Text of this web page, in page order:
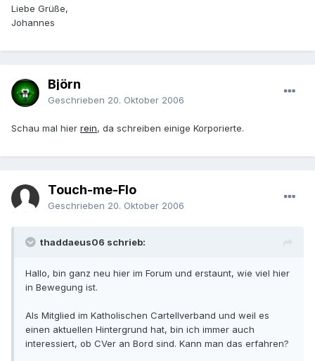
Liebe Grüße,
Johannes
Björn
Geschrieben 20. Oktober 2006
Schau mal hier rein, da schreiben einige Korporierte.
Touch-me-Flo
Geschrieben 20. Oktober 2006
thaddaeus06 schrieb:
Hallo, bin ganz neu hier im Forum und erstaunt, wie viel hier
in Bewegung ist.
Als Mitglied im Katholischen Cartellverband und weil es
einen aktuellen Hintergrund hat, bin ich immer auch
interessiert, ob CVer an Bord sind. Kann man das erfahren?